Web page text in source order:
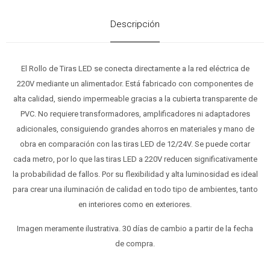
Descripción
El Rollo de Tiras LED se conecta directamente a la red eléctrica de
220V mediante un alimentador. Está fabricado con componentes de
alta calidad, siendo impermeable gracias a la cubierta transparente de
PVC. No requiere transformadores, amplificadores ni adaptadores
adicionales, consiguiendo grandes ahorros en materiales y mano de
obra en comparación con las tiras LED de 12/24V. Se puede cortar
cada metro, por lo que las tiras LED a 220V reducen significativamente
la probabilidad de fallos. Por su flexibilidad y alta luminosidad es ideal
para crear una iluminación de calidad en todo tipo de ambientes, tanto
en interiores como en exteriores.
Imagen meramente ilustrativa. 30 días de cambio a partir de la fecha
de compra.